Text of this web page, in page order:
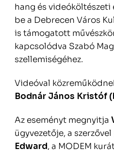
hang és
be a Debrecen Város
is támogatott
kapcsolódva Szabó
szellemiségéhez.
Videóval
Bodnár János Kristóf
Az eseményt megnyitja
ügyvezetője, a
Edward, a MODEM